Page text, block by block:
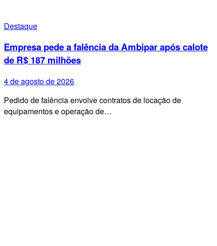
Destaque
Empresa pede a falência da Ambipar após calote
de R$ 187 milhões
4 de agosto de 2026
Pedido de falência envolve contratos de locação de
equipamentos e operação de…